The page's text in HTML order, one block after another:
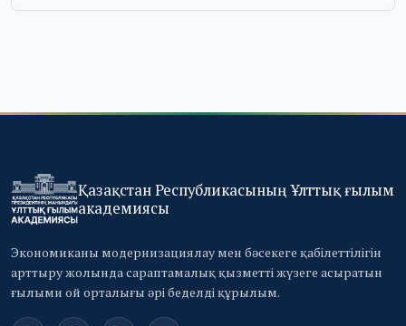
Қазақстан Республикасының Ұлттық ғылым
академиясы
Экономиканы модернизациялау мен бәсекеге қабілеттілігін
арттыру жолында сараптамалық қызметті жүзеге асыратын
ғылыми ой орталығы әрі беделді құрылым.